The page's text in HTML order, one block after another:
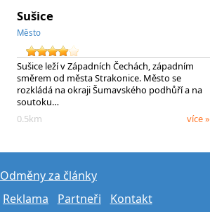
Sušice
Město
Sušice leží v Západních Čechách, západním
směrem od města Strakonice. Město se
rozkládá na okraji Šumavského podhůří a na
soutoku…
0.5km
více »
Odměny za články
Reklama Partneři Kontakt